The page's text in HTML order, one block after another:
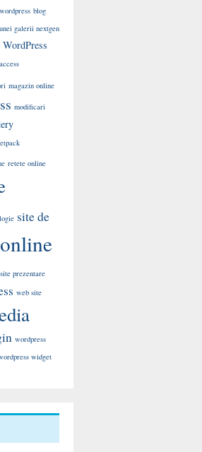
blog
galerii nextgen
magazin online
modificari
retete online
site de
site prezentare
web site
wordpress
widget